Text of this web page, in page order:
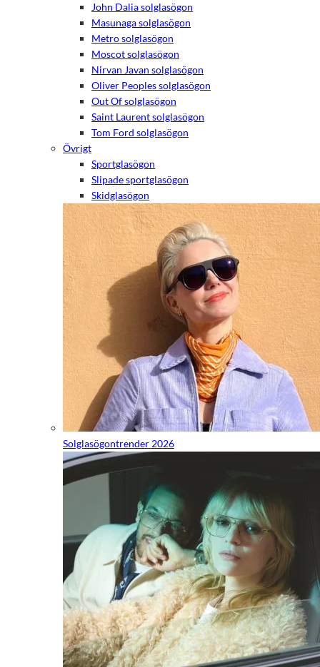
John Dalia solglasögon
Masunaga solglasögon
Metro solglasögon
Moscot solglasögon
Nirvan Javan solglasögon
Oliver Peoples solglasögon
Out Of solglasögon
Saint Laurent solglasögon
Tom Ford solglasögon
Övrigt
Sportglasögon
Slipade sportglasögon
Skidglasögon
Solglasögontrender 2026